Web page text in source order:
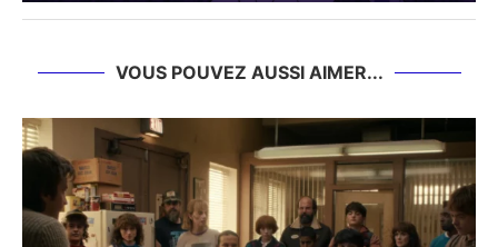
VOUS POUVEZ AUSSI AIMER...